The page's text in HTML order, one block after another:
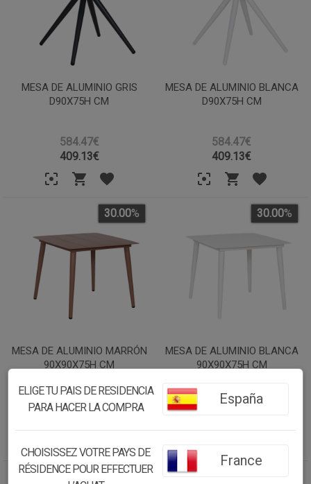
MESA DE ALUMINIO GRIS
D90X75H CM
584.47€
409.13€
MESA DE ALUMINIO BLANCA
D90X75H CM
584.47€
409.13€
MESA DE ALUMINIO MARRÓN
90X90X75H CM
488.50€
30.00%
MESA DE ALUMINIO BLANCA
90X90X75H CM
488.50€
30.00%
30.00%
ELIGE TU PAIS DE RESIDENCIA
PARA HACER LA COMPRA
España
CHOISISSEZ VOTRE PAYS DE
RÉSIDENCE POUR EFFECTUER
France